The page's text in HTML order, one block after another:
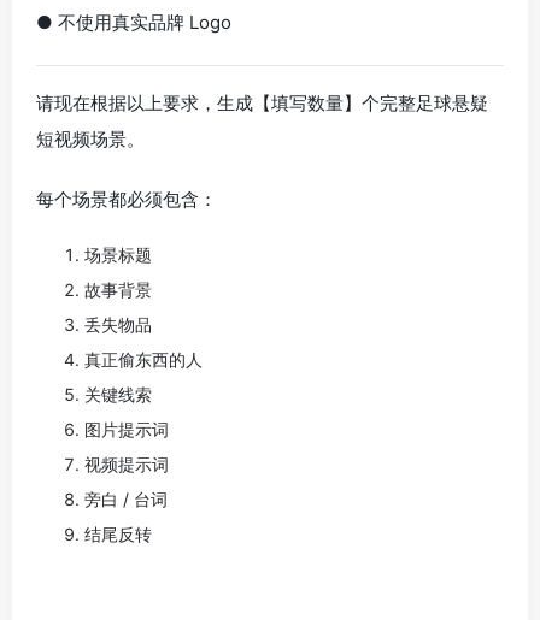
● 不使用真实品牌 Logo
请现在根据以上要求，生成【填写数量】个完整足球悬疑
短视频场景。
每个场景都必须包含：
场景标题
故事背景
丢失物品
真正偷东西的人
关键线索
图片提示词
视频提示词
旁白 / 台词
结尾反转